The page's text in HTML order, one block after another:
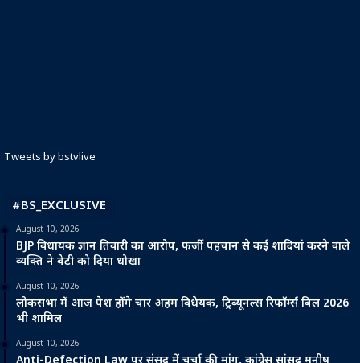
Tweets by bstvlive
#BS_EXCLUSIVE
August 10, 2026
BJP विधायक ज्ञान तिवारी का आरोप, फर्जी पहचान से कई शादियां करने वाले
व्यक्ति ने बेटी को दिया धोखा
August 10, 2026
लोकसभा में आज पेश होंगे चार अहम विधेयक, ट्रिब्यूनल्स रिफॉर्म्स बिल 2026
भी शामिल
August 10, 2026